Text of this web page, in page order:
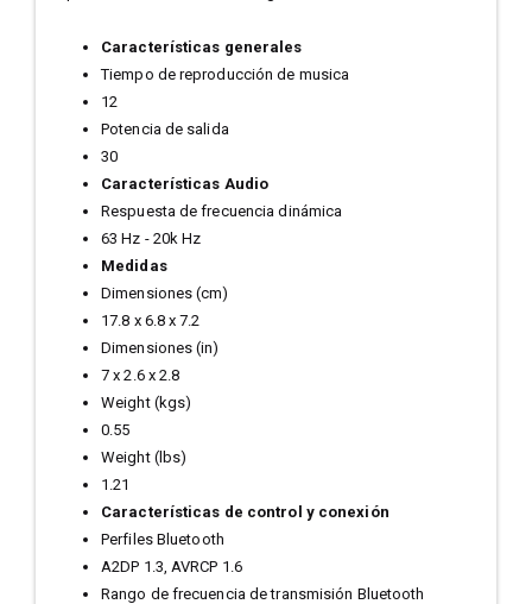
Características generales
Tiempo de reproducción de musica
12
Potencia de salida
30
Características Audio
Respuesta de frecuencia dinámica
63 Hz - 20k Hz
Medidas
Dimensiones (cm)
17.8 x 6.8 x 7.2
Dimensiones (in)
7 x 2.6 x 2.8
Weight (kgs)
0.55
Weight (lbs)
1.21
Características de control y conexión
Perfiles Bluetooth
A2DP 1.3, AVRCP 1.6
Rango de frecuencia de transmisión Bluetooth